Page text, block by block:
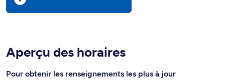
Aperçu des horaires
Pour obtenir les renseignements les plus à jour